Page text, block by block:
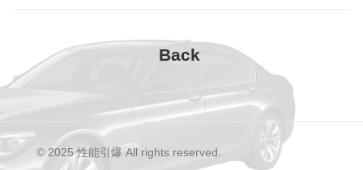
© 2025 性能引爆 All rights reserved.